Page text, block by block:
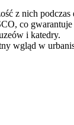
z nich
co
i katedry.
wgląd w